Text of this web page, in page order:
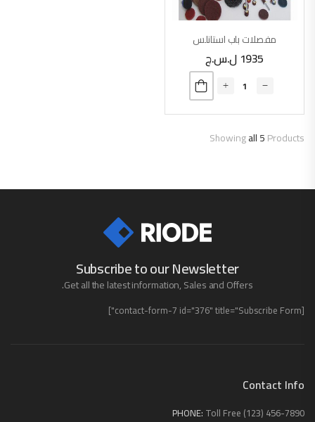
مفصلات باب استانلس
1935 ل.س.ج
Showingall 5Products
Subscribe to our Newsletter
Get all the latest information, Sales and Offers.
[contact-form-7 id="376" title="Subscribe Form"]
Contact Info
PHONE: Toll Free (123) 456-7890